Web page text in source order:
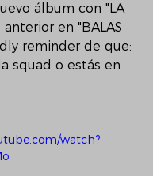
álbum con "LA
anterior en "BALAS
reminder de que:
squad o estás en
watch?